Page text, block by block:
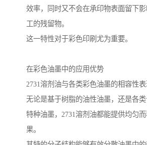
效率，同时又不会在承印物表面留下
工的残留物。
这一特性对于彩色印刷尤为重要。
在彩色油墨中的应用优势
2731溶剂油与各类彩色油墨的相容性表
无论是基于树脂的油性油墨，还是各
特种油墨，2731溶剂油都能提供均匀
果。